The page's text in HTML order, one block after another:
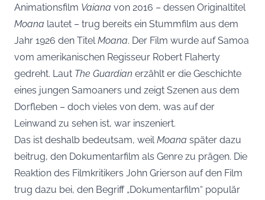
Animationsfilm Vaiana von 2016 – dessen Originaltitel
Moana lautet – trug bereits ein Stummfilm aus dem
Jahr 1926 den TitelMoana. Der Film wurde auf Samoa
vom amerikanischen Regisseur Robert Flaherty
gedreht. Laut The Guardian erzählt er die Geschichte
eines jungen Samoaners und zeigt Szenen aus dem
Dorfleben – doch vieles von dem, was auf der
Leinwand zu sehen ist, war inszeniert.
Das ist deshalb bedeutsam, weilMoana später dazu
beitrug, den Dokumentarfilm als Genre zu prägen. Die
Reaktion des Filmkritikers John Grierson auf den Film
trug dazu bei, den Begriff „Dokumentarfilm“ populär